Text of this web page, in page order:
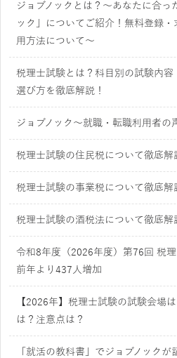
ジョブノックとは？～あなたに合っ
ック」についてご紹介！無料登録・
用方法について～
税理士試験とは？科目別の試験内
選び方を徹底解説！
ジョブノック～就職・転職利用者の
税理士試験の住民税について徹底解
税理士試験の事業税について徹底解
税理士試験の酒税法について徹底解
令和8年度（2026年度）第76回 税
前年より437人増加
【2026年】税理士試験の試験会場
は？注意点は？
「就活の教科書」でジョブノック